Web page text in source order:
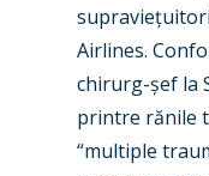
Airlines.
chirurg-șef la
printre rănile
“multiple